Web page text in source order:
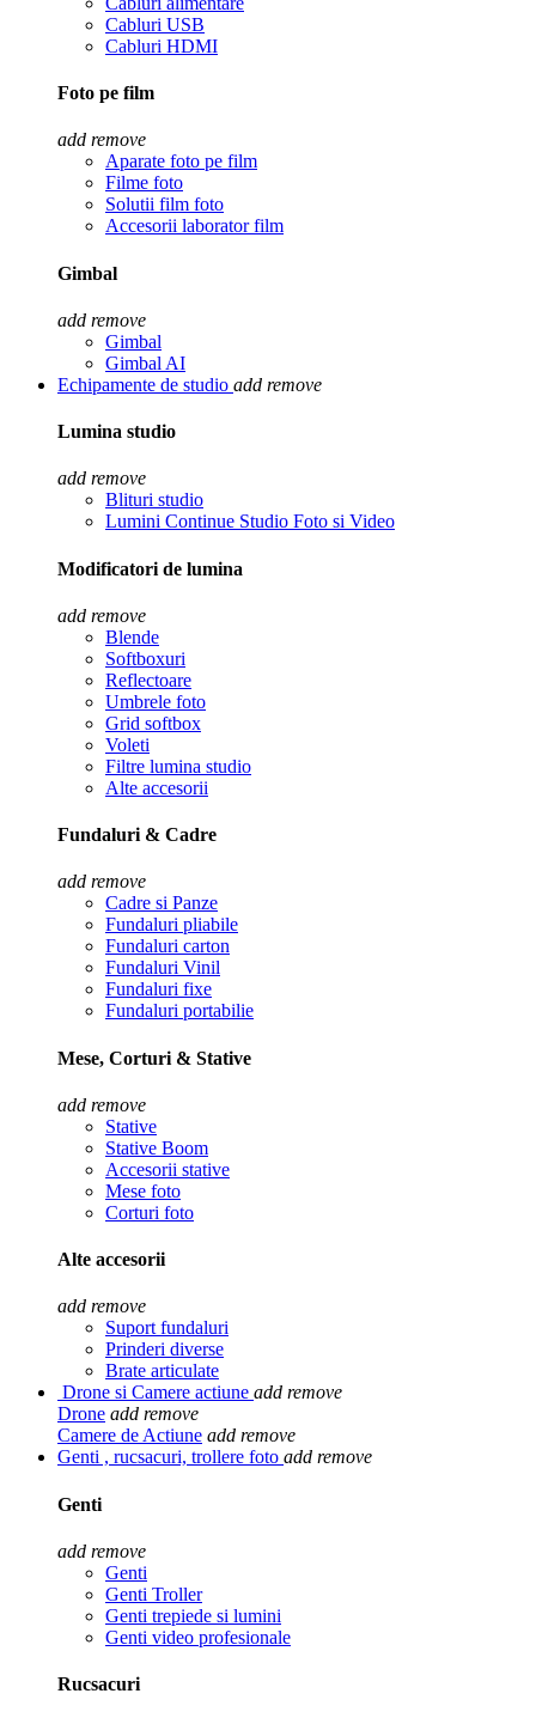
Cabluri USB
Cabluri HDMI
Foto pe film
add remove
Aparate foto pe film
Filme foto
Solutii film foto
Accesorii laborator film
Gimbal
add remove
Gimbal
Gimbal AI
Echipamente de studio add remove
Lumina studio
add remove
Blituri studio
Lumini Continue Studio Foto si Video
Modificatori de lumina
add remove
Blende
Softboxuri
Reflectoare
Umbrele foto
Grid softbox
Voleti
Filtre lumina studio
Alte accesorii
Fundaluri & Cadre
add remove
Cadre si Panze
Fundaluri pliabile
Fundaluri carton
Fundaluri Vinil
Fundaluri fixe
Fundaluri portabilie
Mese, Corturi & Stative
add remove
Stative
Stative Boom
Accesorii stative
Mese foto
Corturi foto
Alte accesorii
add remove
Suport fundaluri
Prinderi diverse
Brate articulate
Drone si Camere actiune add remove
Drone add remove
Camere de Actiune add remove
Genti , rucsacuri, trollere foto add remove
Genti
add remove
Genti
Genti Troller
Genti trepiede si lumini
Genti video profesionale
Rucsacuri